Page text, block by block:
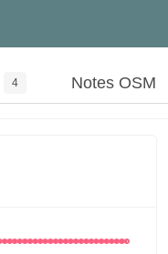
4 Notes OSM